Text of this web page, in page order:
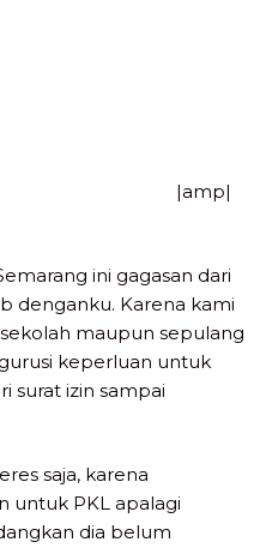
|amp|
ini gagasan dari
denganku. Karena kami
maupun sepulang
keperluan untuk
surat izin sampai
saja, karena
untuk PKL apalagi
dia belum